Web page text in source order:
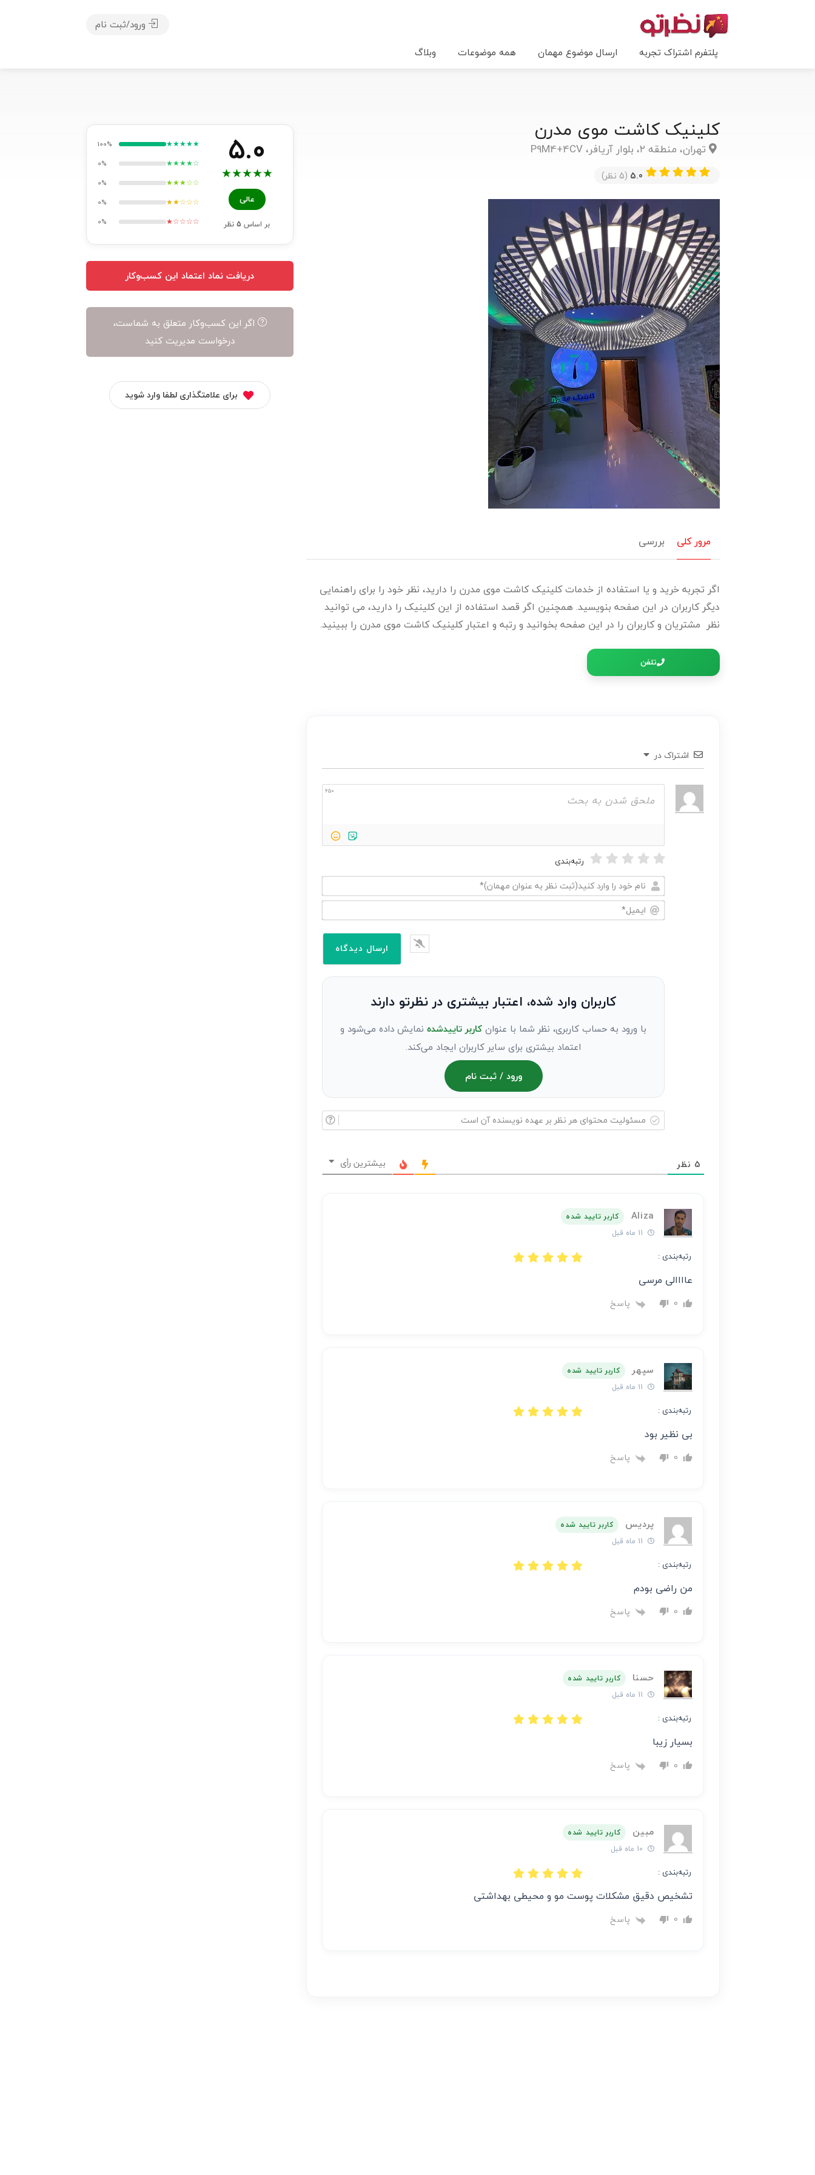
پلتفرم اشتراک تجربه ارسال موضوع مهمان همه موضوعات وبلاگ
ورود/ثبت نام
کلینیک کاشت موی مدرن
تهران، منطقه ۲، بلوار آريافر، P9M4+4CV
5.0 (5 نظر)
مرور کلی بررسی
اگر تجربه خرید و یا استفاده از خدمات کلینیک‌ کاشت موی مدرن را دارید، نظر خود را برای راهنمایی
دیگر کاربران در این صفحه بنویسید. همچنین اگر قصد استفاده از این کلینیک را دارید، می توانید
نظر مشتریان و کاربران را در این صفحه بخوانید و رتبه و اعتبار کلینیک‌ کاشت موی مدرن را ببینید.
تلفن
اشتراک در
650
رتبه‌بندی
نام
خود
نظر
مهمان)*
کاربران وارد شده، اعتبار بیشتری در نظرتو دارند
با ورود به حساب کاربری، نظر شما با عنوانکاربر تاییدشدهنمایش داده می‌شود و
اعتماد بیشتری برای سایر کاربران ایجاد می‌کند.
ورود / ثبت نام
عهده
نویسنده
است
5 نظر بیشترین رأی
Aliza
کاربر تایید شده
رتبه‌بندی :
عاااالی مرسی
0 پاسخ
سپهر
کاربر تایید شده
رتبه‌بندی :
بی نظیر بود
0 پاسخ
پردیس
کاربر تایید شده
رتبه‌بندی :
من راضی بودم
0 پاسخ
حسنا
کاربر تایید شده
رتبه‌بندی :
بسیار زیبا
0 پاسخ
مبین
کاربر تایید شده
رتبه‌بندی :
تشخیص دقیق مشکلات پوست مو و محیطی بهداشتی
0 پاسخ
5.0
★
★
★
★
★
عالی
بر اساس 5نظر
★★★★★
100%
★★★★☆
0%
★★★☆☆
0%
★★☆☆☆
0%
★☆☆☆☆
0%
دریافت نماد اعتماد این کسب‌وکار
اگر این کسب‌وکار متعلق به شماست،
درخواست مدیریت کنید
برای علامتگذاری لطفا وارد شوید